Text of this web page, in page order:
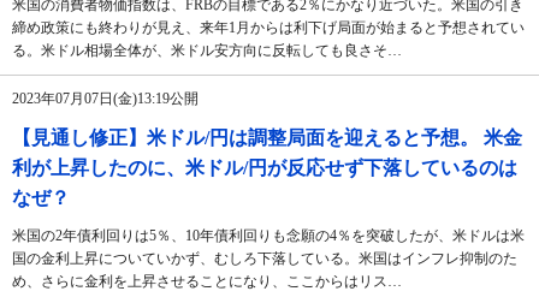
米国の消費者物価指数は、FRBの目標である2％にかなり近づいた。米国の引き
締め政策にも終わりが見え、来年1月からは利下げ局面が始まると予想されてい
る。米ドル相場全体が、米ドル安方向に反転しても良さそ…
2023年07月07日(金)13:19公開
【見通し修正】米ドル/円は調整局面を迎えると予想。 米金
利が上昇したのに、米ドル/円が反応せず下落しているのは
なぜ？
米国の2年債利回りは5％、10年債利回りも念願の4％を突破したが、米ドルは米
国の金利上昇についていかず、むしろ下落している。米国はインフレ抑制のた
め、さらに金利を上昇させることになり、ここからはリス…